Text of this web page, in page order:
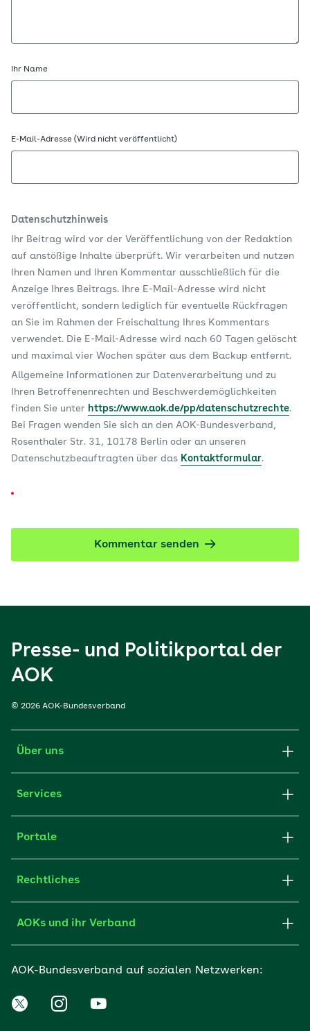
Ihr Name
E-Mail-Adresse (Wird nicht veröffentlicht)
Datenschutzhinweis
Ihr Beitrag wird vor der Veröffentlichung von der Redaktion
auf anstößige Inhalte überprüft. Wir verarbeiten und nutzen
Ihren Namen und Ihren Kommentar ausschließlich für die
Anzeige Ihres Beitrags. Ihre E-Mail-Adresse wird nicht
veröffentlicht, sondern lediglich für eventuelle Rückfragen
an Sie im Rahmen der Freischaltung Ihres Kommentars
verwendet. Die E-Mail-Adresse wird nach 60 Tagen gelöscht
und maximal vier Wochen später aus dem Backup entfernt.
Allgemeine Informationen zur Datenverarbeitung und zu
Ihren Betroffenenrechten und Beschwerdemöglichkeiten
finden Sie unter https://www.aok.de/pp/datenschutzrechte.
Bei Fragen wenden Sie sich an den AOK-Bundesverband,
Rosenthaler Str. 31, 10178 Berlin oder an unseren
Datenschutzbeauftragten über das Kontaktformular.
Kommentar senden
Presse- und Politikportal der
AOK
© 2026 AOK-Bundesverband
Über uns
Services
Portale
Rechtliches
AOKs und ihr Verband
AOK-Bundesverband auf sozialen Netzwerken: